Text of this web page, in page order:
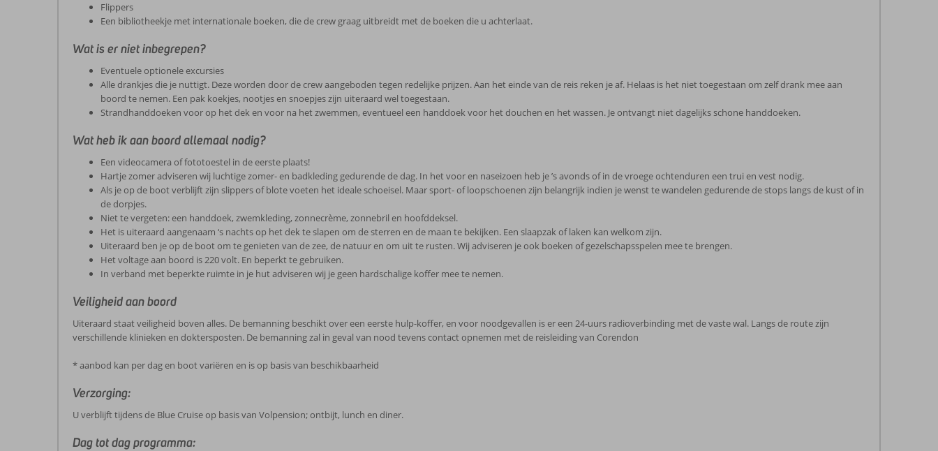
Flippers
Een bibliotheekje met internationale boeken, die de crew graag uitbreidt met de boeken die u achterlaat.
Wat is er niet inbegrepen?
Eventuele optionele excursies
Alle drankjes die je nuttigt. Deze worden door de crew aangeboden tegen redelijke prijzen. Aan het einde van de reis reken je af. Helaas is het niet toegestaan om zelf drank mee aan
boord te nemen. Een pak koekjes, nootjes en snoepjes zijn uiteraard wel toegestaan.
Strandhanddoeken voor op het dek en voor na het zwemmen, eventueel een handdoek voor het douchen en het wassen. Je ontvangt niet dagelijks schone handdoeken.
Wat heb ik aan boord allemaal nodig?
Een videocamera of fototoestel in de eerste plaats!
Hartje zomer adviseren wij luchtige zomer- en badkleding gedurende de dag. In het voor en naseizoen heb je ’s avonds of in de vroege ochtenduren een trui en vest nodig.
Als je op de boot verblijft zijn slippers of blote voeten het ideale schoeisel. Maar sport- of loopschoenen zijn belangrijk indien je wenst te wandelen gedurende de stops langs de kust of in
de dorpjes.
Niet te vergeten: een handdoek, zwemkleding, zonnecrème, zonnebril en hoofddeksel.
Het is uiteraard aangenaam ‘s nachts op het dek te slapen om de sterren en de maan te bekijken. Een slaapzak of laken kan welkom zijn.
Uiteraard ben je op de boot om te genieten van de zee, de natuur en om uit te rusten. Wij adviseren je ook boeken of gezelschapsspelen mee te brengen.
Het voltage aan boord is 220 volt. En beperkt te gebruiken.
In verband met beperkte ruimte in je hut adviseren wij je geen hardschalige koffer mee te nemen.
Veiligheid aan boord
Uiteraard staat veiligheid boven alles. De bemanning beschikt over een eerste hulp-koffer, en voor noodgevallen is er een 24-uurs radioverbinding met de vaste wal. Langs de route zijn
verschillende klinieken en doktersposten. De bemanning zal in geval van nood tevens contact opnemen met de reisleiding van Corendon
* aanbod kan per dag en boot variëren en is op basis van beschikbaarheid
Verzorging:
U verblijft tijdens de Blue Cruise op basis van Volpension; ontbijt, lunch en diner.
Dag tot dag programma: